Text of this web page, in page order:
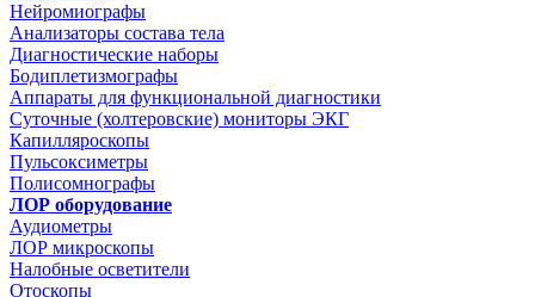
Нейромиографы
Анализаторы состава тела
Диагностические наборы
Бодиплетизмографы
Аппараты для функциональной диагностики
Суточные (холтеровские) мониторы ЭКГ
Капилляроскопы
Пульсоксиметры
Полисомнографы
ЛОР оборудование
Аудиометры
ЛОР микроскопы
Налобные осветители
Отоскопы